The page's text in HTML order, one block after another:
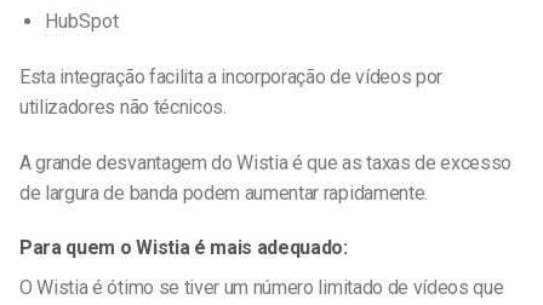
HubSpot
Esta integração facilita a incorporação de vídeos por
utilizadores não técnicos.
A grande desvantagem do Wistia é que as taxas de excesso
de largura de banda podem aumentar rapidamente.
Para quem o Wistia é mais adequado:
O Wistia é ótimo se tiver um número limitado de vídeos que